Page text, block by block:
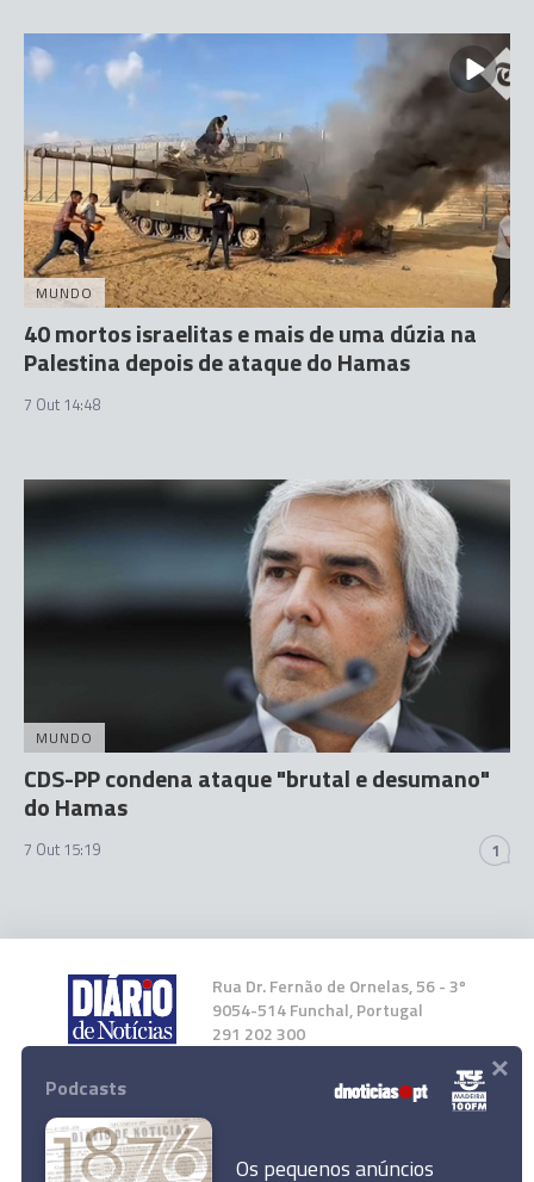
MUNDO
40 mortos israelitas e mais de uma dúzia na
Palestina depois de ataque do Hamas
7 Out 14:48
MUNDO
CDS-PP condena ataque "brutal e desumano"
do Hamas
7 Out 15:19 1
Rua Dr. Fernão de Ornelas, 56 - 3º
9054-514 Funchal, Portugal
291 202 300
Instale a nossa App
Podcasts
Os pequenos anúncios
×